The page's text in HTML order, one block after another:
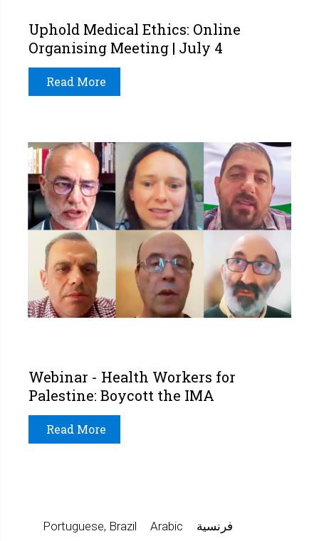
Uphold Medical Ethics: Online
Organising Meeting | July 4
Read More
Webinar - Health Workers for
Palestine: Boycott the IMA
Read More
فرنسية Arabic
Portuguese, Brazil